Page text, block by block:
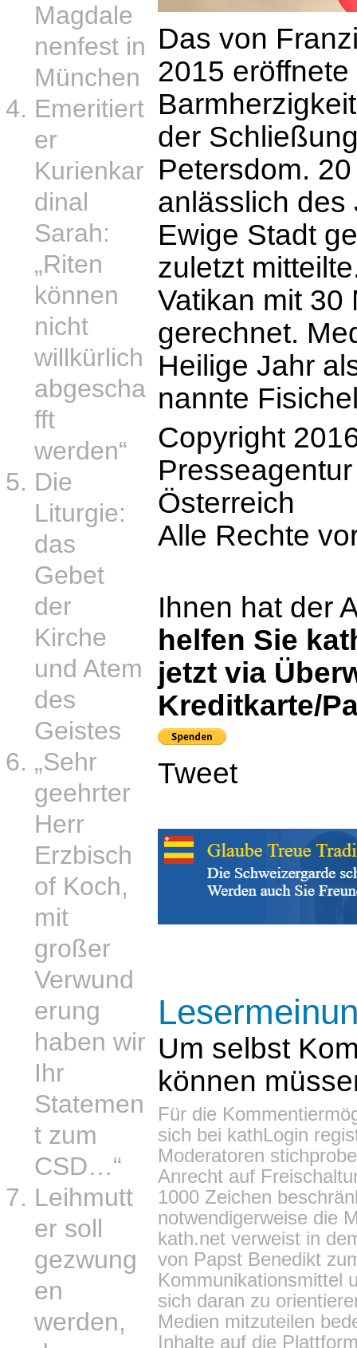
Magdale
nenfest in
München
Emeritiert
er
Kurienkar
dinal
Sarah:
„Riten
können
nicht
willkürlich
abgescha
fft
werden“
Die
Liturgie:
das
Gebet
der
Kirche
und Atem
des
Geistes
„Sehr
geehrter
Herr
Erzbisch
of Koch,
mit
großer
Verwund
erung
haben wir
Ihr
Statemen
t zum
CSD…“
Leihmutt
er soll
gezwung
en
werden,
Das von
2015
der
Petersdom.
anlässlich des
Ewige Stadt
zuletzt
Vatikan mit 30
gerechnet.
Heilige Jahr
nannte
Copyright
Österreich
Alle Rechte
Ihnen hat der
helfen Sie
jetzt via
Kreditkarte/
Tweet
Um selbst
können
Für die
sich bei kathLogin
Moderatoren
Anrecht auf
1000 Zeichen
notwendigerweise die
kath.net verweist in
von Papst Benedikt
Kommunikationsmittel
sich daran zu
Medien mitzuteilen
Inhalte auf die